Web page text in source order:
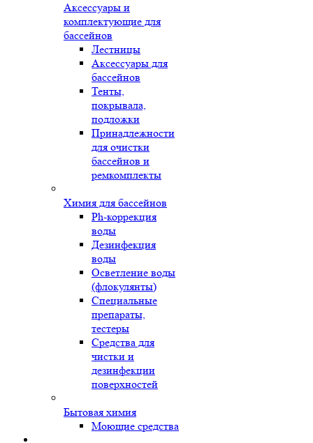
Аксессуары и
комплектующие для
бассейнов
Лестницы
Аксессуары для
бассейнов
Тенты,
покрывала,
подложки
Принадлежности
для очистки
бассейнов и
ремкомплекты
Химия для бассейнов
Ph-коррекция
воды
Дезинфекция
воды
Осветление воды
(флокулянты)
Специальные
препараты,
тестеры
Средства для
чистки и
дезинфекции
поверхностей
Бытовая химия
Моющие средства